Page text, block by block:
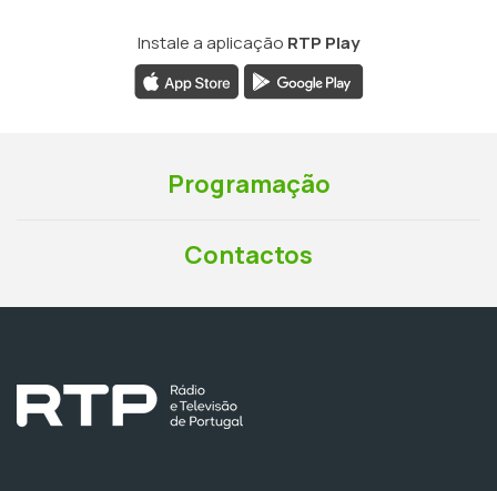
Instale a aplicação RTP Play
Programação
Contactos